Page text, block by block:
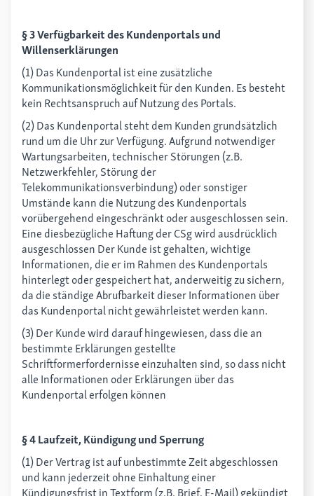
§ 3 Verfügbarkeit des Kundenportals und
Willenserklärungen
(1) Das Kundenportal ist eine zusätzliche
Kommunikationsmöglichkeit für den Kunden. Es besteht
kein Rechtsanspruch auf Nutzung des Portals.
(2) Das Kundenportal steht dem Kunden grundsätzlich
rund um die Uhr zur Verfügung. Aufgrund notwendiger
Wartungsarbeiten, technischer Störungen (z.B.
Netzwerkfehler, Störung der
Telekommunikationsverbindung) oder sonstiger
Umstände kann die Nutzung des Kundenportals
vorübergehend eingeschränkt oder ausgeschlossen sein.
Eine diesbezügliche Haftung der CSg wird ausdrücklich
ausgeschlossen Der Kunde ist gehalten, wichtige
Informationen, die er im Rahmen des Kundenportals
hinterlegt oder gespeichert hat, anderweitig zu sichern,
da die ständige Abrufbarkeit dieser Informationen über
das Kundenportal nicht gewährleistet werden kann.
(3) Der Kunde wird darauf hingewiesen, dass die an
bestimmte Erklärungen gestellte
Schriftformerfordernisse einzuhalten sind, so dass nicht
alle Informationen oder Erklärungen über das
Kundenportal erfolgen können
§ 4 Laufzeit, Kündigung und Sperrung
(1) Der Vertrag ist auf unbestimmte Zeit abgeschlossen
und kann jederzeit ohne Einhaltung einer
Kündigungsfrist in Textform (z.B. Brief, E-Mail) gekündigt